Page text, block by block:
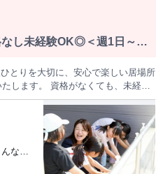
し未経験OK◎＜週1日～
とりを大切に、安心で楽しい居場所
します。 資格がなくても、未経験
り （遊び・スポーツ・宿題や自主学
消毒 ●その他、施設運営に係る業
ポートがするため、 初めての方も
れます。職員同士で協力しなが